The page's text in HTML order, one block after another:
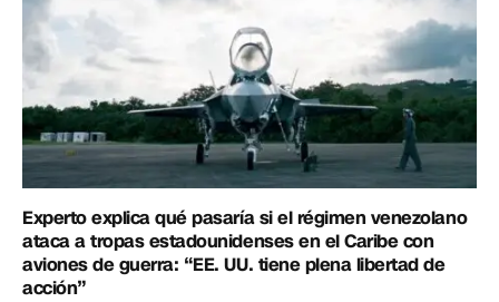
Experto explica qué pasaría si el régimen venezolano
ataca a tropas estadounidenses en el Caribe con
aviones de guerra: “EE. UU. tiene plena libertad de
acción”